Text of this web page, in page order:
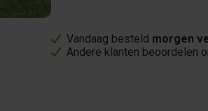
Vandaag besteld morgen
Andere klanten beoordelen